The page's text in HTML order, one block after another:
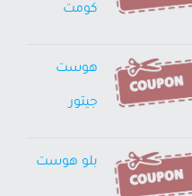
كومت
هوست
جيتور
بلو هوست